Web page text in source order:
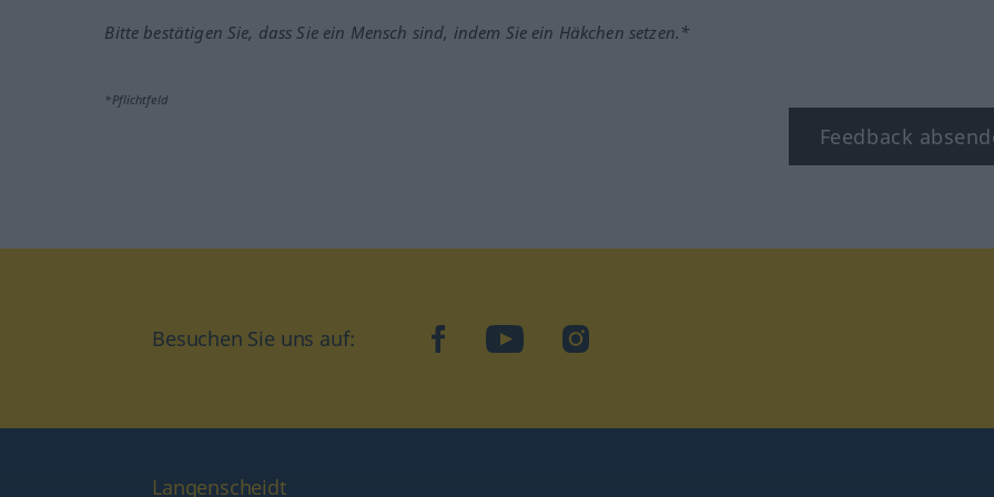
Bitte bestätigen Sie, dass Sie ein Mensch sind, indem Sie ein Häkchen setzen.*
*Pflichtfeld
Feedback
Besuchen Sie uns auf: facebookYouTubeInstagram
Langenscheidt